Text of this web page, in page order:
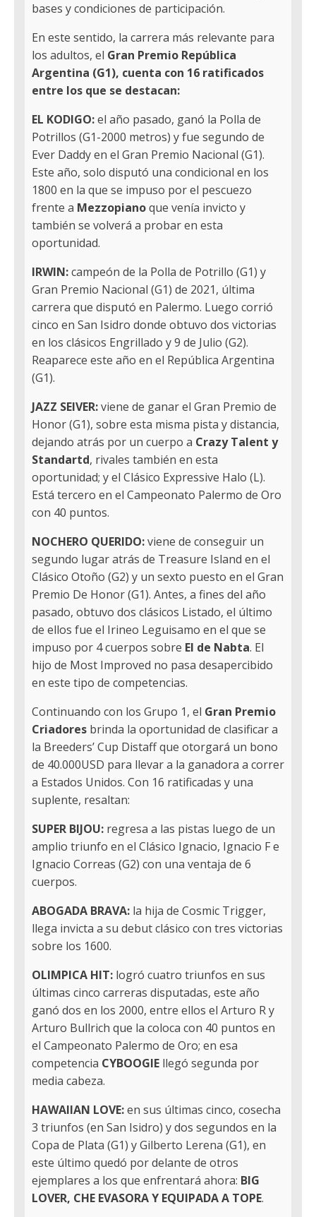
bases y condiciones de participación.
En este sentido, la carrera más relevante para
los adultos, el Gran Premio República
Argentina (G1), cuenta con 16 ratificados
entre los que se destacan:
EL KODIGO:el año pasado, ganó la Polla de
Potrillos (G1-2000 metros) y fue segundo de
Ever Daddy en el Gran Premio Nacional (G1).
Este año, solo disputó una condicional en los
1800 en la que se impuso por el pescuezo
frente a Mezzopianoque venía invicto y
también se volverá a probar en esta
oportunidad.
IRWIN:campeón de la Polla de Potrillo (G1) y
Gran Premio Nacional (G1) de 2021, última
carrera que disputó en Palermo. Luego corrió
cinco en San Isidro donde obtuvo dos victorias
en los clásicos Engrillado y 9 de Julio (G2).
Reaparece este año en el República Argentina
(G1).
JAZZ SEIVER:viene de ganar el Gran Premio de
Honor (G1), sobre esta misma pista y distancia,
dejando atrás por un cuerpo a Crazy Talent y
Standartd, rivales también en esta
oportunidad; y el Clásico Expressive Halo (L).
Está tercero en el Campeonato Palermo de Oro
con 40 puntos.
NOCHERO QUERIDO:viene de conseguir un
segundo lugar atrás de Treasure Island en el
Clásico Otoño (G2) y un sexto puesto en el Gran
Premio De Honor (G1). Antes, a fines del año
pasado, obtuvo dos clásicos Listado, el último
de ellos fue el Irineo Leguisamo en el que se
impuso por 4 cuerpos sobre El de Nabta. El
hijo de Most Improved no pasa desapercibido
en este tipo de competencias.
Continuando con los Grupo 1, el Gran Premio
Criadores brinda la oportunidad de clasificar a
la Breeders’ Cup Distaff que otorgará un bono
de 40.000USD para llevar a la ganadora a correr
a Estados Unidos. Con 16 ratificadas y una
suplente, resaltan:
SUPER BIJOU: regresa a las pistas luego de un
amplio triunfo en el Clásico Ignacio, Ignacio F e
Ignacio Correas (G2) con una ventaja de 6
cuerpos.
ABOGADA BRAVA: la hija de Cosmic Trigger,
llega invicta a su debut clásico con tres victorias
sobre los 1600.
OLIMPICA HIT: logró cuatro triunfos en sus
últimas cinco carreras disputadas, este año
ganó dos en los 2000, entre ellos el Arturo R y
Arturo Bullrich que la coloca con 40 puntos en
el Campeonato Palermo de Oro; en esa
competencia CYBOOGIE llegó segunda por
media cabeza.
HAWAIIAN LOVE:en sus últimas cinco, cosecha
3 triunfos (en San Isidro) y dos segundos en la
Copa de Plata (G1) y Gilberto Lerena (G1), en
este último quedó por delante de otros
ejemplares a los que enfrentará ahora: BIG
LOVER, CHE EVASORA Y EQUIPADA A TOPE.